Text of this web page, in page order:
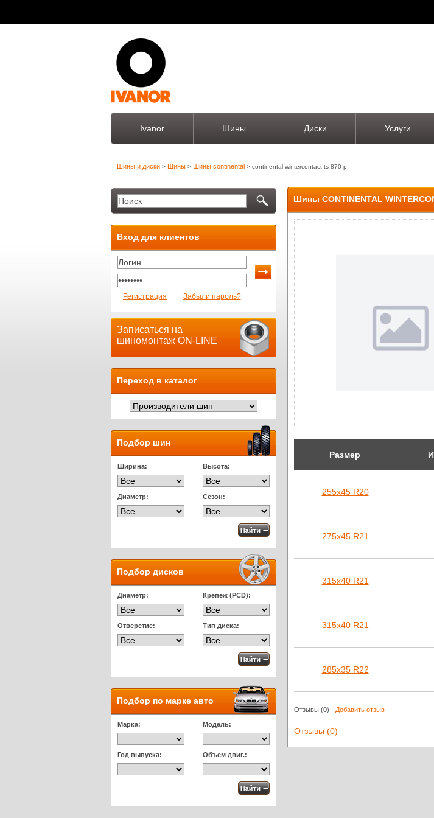
Ivanor Шины Диски Услуги
Шины и диски > Шины > Шины continental > continental wintercontact ts 870 p
Вход для клиентов
Регистрация Забыли пароль?
Записаться на
шиномонтаж ON-LINE
Переход в каталог
Подбор шин
Ширина: Высота:
Диаметр: Сезон:
Подбор дисков
Диаметр: Крепеж (PCD):
Отверстие: Тип диска:
Подбор по марке авто
Марка: Модель:
Год выпуска: Объем двиг.:
Шины CONTINENTAL
Размер
255х45 R20
275х45 R21
315х40 R21
315х40 R21
285х35 R22
Отзывы (0) Добавить отзыв
Отзывы (0)